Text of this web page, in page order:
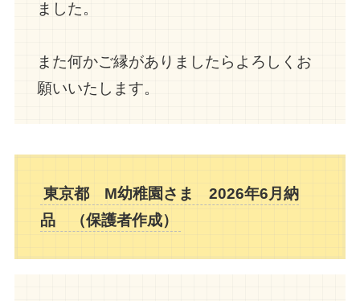
ました。
また何かご縁がありましたらよろしくお
願いいたします。
東京都 M幼稚園さま 2026年6月納
品 （保護者作成）